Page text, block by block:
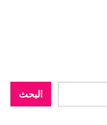
البحث